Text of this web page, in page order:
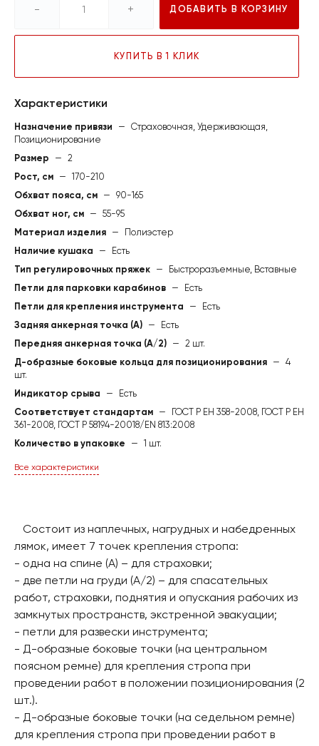
- + ДОБАВИТЬ В КОРЗИНУ
КУПИТЬ В 1 КЛИК
Характеристики
Назначение привязи — Страховочная, Удерживающая,
Позиционирование
Размер
— 2
Рост, см — 170-210
Обхват пояса, см — 90-165
Обхват ног, см — 55-95
Материал изделия —
Полиэстер
Наличие кушака
—
Есть
Тип регулировочных пряжек —
Быстроразъемные, Вставные
Петли для парковки карабинов —
Есть
Петли для крепления инструмента
—
Есть
Задняя анкерная точка (А) —
Есть
Передняя анкерная точка (А/2) — 2 шт.
Д-образные боковые кольца для позиционирования — 4
шт.
Индикатор срыва
—
Есть
Соответствует стандартам —
ГОСТ Р ЕН 358-2008, ГОСТ Р ЕН
361-2008, ГОСТ Р 58194-20018/EN 813:2008
Количество в упаковке
— 1 шт.
Все характеристики
Состоит из наплечных, нагрудных и набедренных
лямок, имеет 7 точек крепления стропа:
- одна на спине (А) – для страховки;
- две петли на груди (А/2) – для спасательных
работ, страховки, поднятия и опускания рабочих из
замкнутых пространств, экстренной эвакуации;
- петли для развески инструмента;
- Д-образные боковые точки (на центральном
поясном ремне) для крепления стропа при
проведении работ в положении позиционирования (2
шт.).
- Д-образные боковые точки (на седельном ремне)
для крепления стропа при проведении работ в